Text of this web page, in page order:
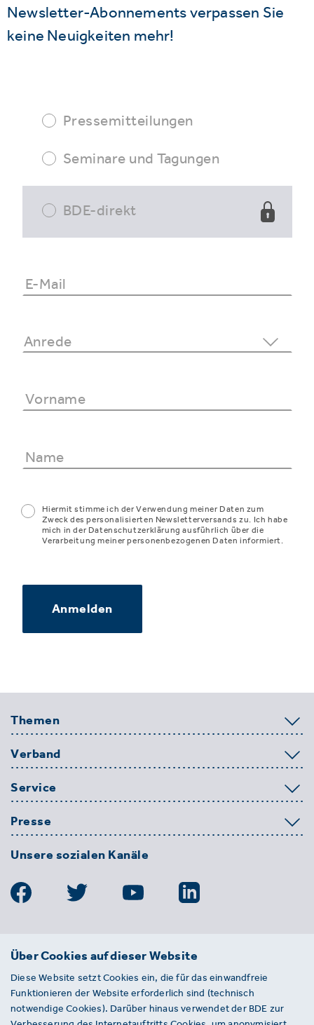
Newsletter-Abonnements verpassen Sie
keine Neuigkeiten mehr!
Pressemitteilungen
Seminare und Tagungen
BDE-direkt
Hiermit stimme ich der Verwendung meiner Daten zum
Zweck des personalisierten Newsletterversands zu. Ich habe
mich in der Datenschutzerklärung ausführlich über die
Verarbeitung meiner personenbezogenen Daten informiert.
Anmelden
Themen
Verband
Service
Presse
Unsere sozialen Kanäle
BDE
Entsorgungs-, Wasser- und
Kreislaufwirtschaft e. V.
Von-der-Heydt-Straße 2
Über Cookies auf dieser Website
Diese Website setzt Cookies ein, die für das einwandfreie
Funktionieren der Website erforderlich sind (technisch
notwendige Cookies). Darüber hinaus verwendet der BDE zur